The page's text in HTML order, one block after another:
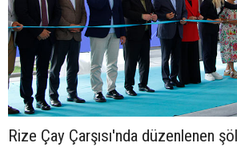
Rize Çay Çarşısı'nda düzenlenen